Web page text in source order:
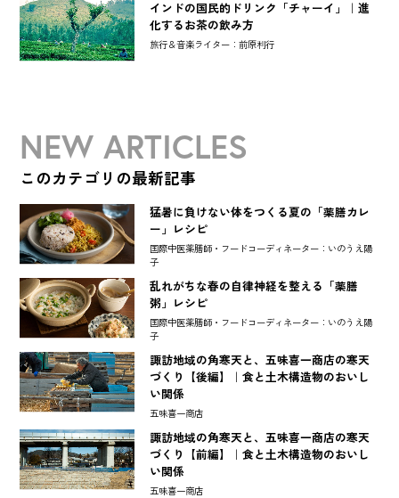
インドの国民的ドリンク「チャーイ」｜進
化するお茶の飲み方
旅行＆音楽ライター：前原利行
NEW ARTICLES
このカテゴリの最新記事
猛暑に負けない体をつくる夏の「薬膳カレ
ー」レシピ
国際中医薬膳師・フードコーディネーター：いのうえ陽
子
乱れがちな春の自律神経を整える「薬膳
粥」レシピ
国際中医薬膳師・フードコーディネーター：いのうえ陽
子
諏訪地域の角寒天と、五味喜一商店の寒天
づくり【後編】｜食と土木構造物のおいし
い関係
五味喜一商店
諏訪地域の角寒天と、五味喜一商店の寒天
づくり【前編】｜食と土木構造物のおいし
い関係
五味喜一商店